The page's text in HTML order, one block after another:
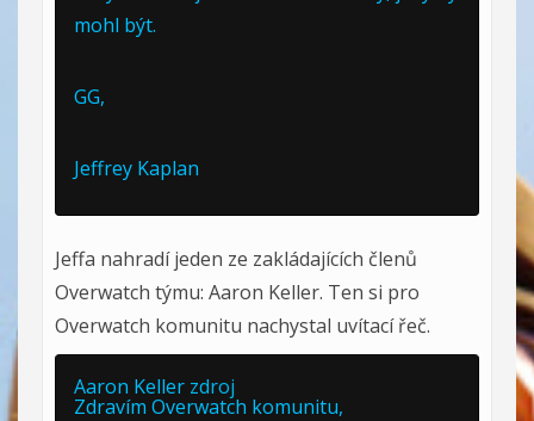
mohl být.
GG,
Jeffrey Kaplan
Jeffa nahradí jeden ze zakládajících členů
Overwatch týmu: Aaron Keller. Ten si pro
Overwatch komunitu nachystal uvítací řeč.
Aaron Keller zdroj
Zdravím Overwatch komunitu,